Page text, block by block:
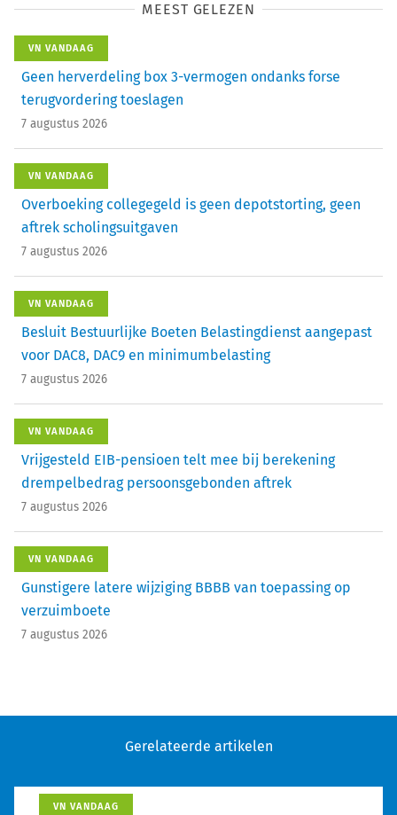
MEEST GELEZEN
VN VANDAAG
Geen herverdeling box 3-vermogen ondanks forse
terugvordering toeslagen
7 augustus 2026
VN VANDAAG
Overboeking collegegeld is geen depotstorting, geen
aftrek scholingsuitgaven
7 augustus 2026
VN VANDAAG
Besluit Bestuurlijke Boeten Belastingdienst aangepast
voor DAC8, DAC9 en minimumbelasting
7 augustus 2026
VN VANDAAG
Vrijgesteld EIB-pensioen telt mee bij berekening
drempelbedrag persoonsgebonden aftrek
7 augustus 2026
VN VANDAAG
Gunstigere latere wijziging BBBB van toepassing op
verzuimboete
7 augustus 2026
Gerelateerde artikelen
VN VANDAAG